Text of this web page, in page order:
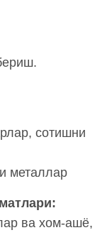
сотишни
металлар
ва хом-ашё,